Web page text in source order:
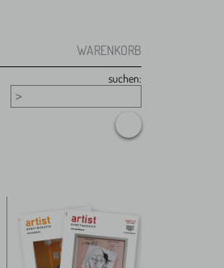
WARENKORB
suchen: